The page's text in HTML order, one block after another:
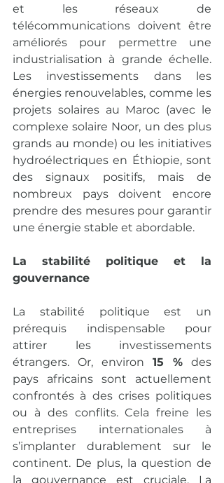
et les réseaux de
télécommunications doivent être
améliorés pour permettre une
industrialisation à grande échelle.
Les investissements dans les
énergies renouvelables, comme les
projets solaires au Maroc (avec le
complexe solaire Noor, un des plus
grands au monde) ou les initiatives
hydroélectriques en Éthiopie, sont
des signaux positifs, mais de
nombreux pays doivent encore
prendre des mesures pour garantir
une énergie stable et abordable.
La stabilité politique et la
gouvernance
La stabilité politique est un
prérequis indispensable pour
attirer les investissements
étrangers. Or, environ 15 % des
pays africains sont actuellement
confrontés à des crises politiques
ou à des conflits. Cela freine les
entreprises internationales à
s’implanter durablement sur le
continent. De plus, la question de
la gouvernance est cruciale. La